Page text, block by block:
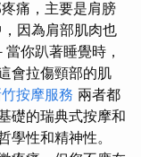
痛，主要是肩膀
因為肩部肌肉也
當你趴著睡覺時，
會拉傷頸部的肌
按摩服務 兩者都
礎的瑞典式按摩和
學性和精神性。